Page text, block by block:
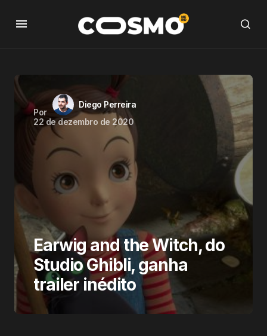
Por
Diego Perreira
22 de dezembro de 2020
Earwig and the Witch, do
Studio Ghibli, ganha
trailer inédito